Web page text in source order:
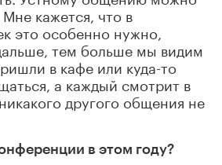
кажется, что в
это особенно нужно,
тем больше мы видим
в кафе или куда-то
а каждый смотрит в
другого общения не
в этом году?